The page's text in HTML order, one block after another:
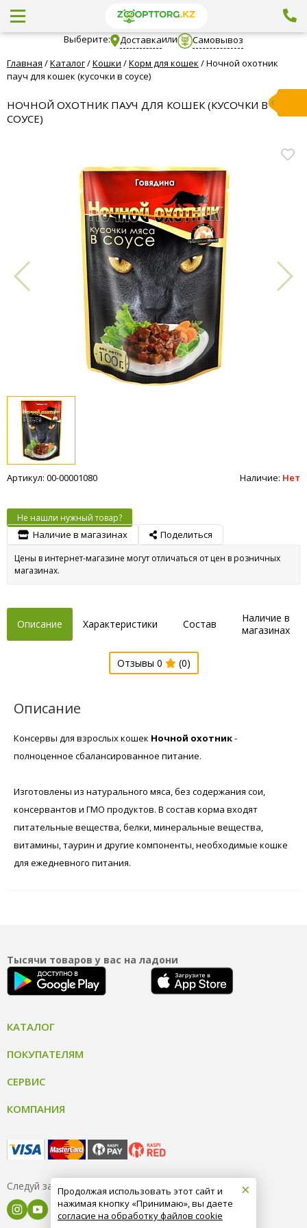
Выберите: Доставкаили
Самовывоз
Главная /Каталог/Кошки /Корм для кошек /Ночной охотник
пауч для кошек (кусочки в соусе)
НОЧНОЙ ОХОТНИК ПАУЧ ДЛЯ КОШЕК (КУСОЧКИ В
СОУСЕ)
Артикул: 00-00001080 Наличие: Нет
Не нашли нужный товар?
Наличие в магазинах Поделиться
Цены в интернет-магазине могут отличаться от цен в розничных
магазинах.
Описание Характеристики Состав
Наличие в
магазинах
Отзывы 0 (0)
Описание
Консервы для взрослых кошек Ночной охотник-
полноценное сбалансированное питание.
Изготовлены из натурального мяса, без содержания сои,
консервантов и ГМО продуктов. В состав корма входят
питательные вещества, белки, минеральные вещества,
витамины, таурин и другие компоненты, необходимые кошке
для ежедневного питания.
Тысячи товаров у вас на ладони
КАТАЛОГ
ПОКУПАТЕЛЯМ
СЕРВИС
КОМПАНИЯ
Следуй за нами ×
Продолжая использовать этот сайт и
нажимая кнопку «Принимаю», вы даете
согласие на обработку файлов cookie